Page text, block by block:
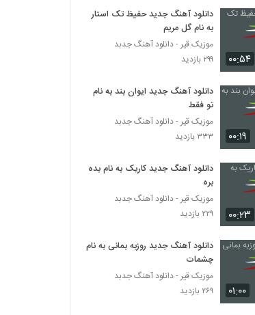
قرمز (رمیکس)
۱,۸۴۸ بازدید
دانلود آهنگ ریمیکس قر میکس
۳,۵۳۳ بازدید
دانلود آهنگ محسن ابراهیم زاده دونه دونه
(رمیکس)
۱,۳۷۴ بازدید
دانلود آهنگ داریوش خزاعی در انتظار تو
(Daruosh Khazaei Dar Entezare To)
۷۴۰ بازدید
ریمیکس آهنگ پارتی دنس (1)
۱,۸۳۸ بازدید
آهنگ رامین بی باک بنام دیوونگی
۱,۴۷۲ بازدید
۰۰:۵۴
دانلود آهنگ جدید حفیظ تک استار
به نام گل مریم
موزیک قیر - دانلود آهنگ جدبد
۲۹۹ بازدید
۰۰:۱۹
دانلود آهنگ جدید ایوان بند به نام
تو فقط
موزیک قیر - دانلود آهنگ جدبد
۳۳۳ بازدید
۰۰:۲۳
دانلود آهنگ جدید کاریک به نام بده
بره
موزیک قیر - دانلود آهنگ جدبد
۲۲۹ بازدید
۰۱:۰۰
دانلود آهنگ جدید روزبه بمانی به نام
چشمات
موزیک قیر - دانلود آهنگ جدبد
۲۶۹ بازدید